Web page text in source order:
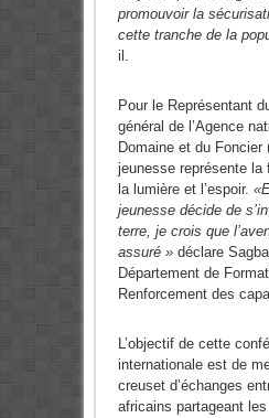
promouvoir la
cette tranche de la
il.
Pour le Représentant
général de l’Agence
Domaine et du Foncier
jeunesse représente la
la lumière et l’espoir.
jeunesse décide de
terre, je crois que
assuré »déclare
Département de
Renforcement des
L’objectif de cette
internationale est de
creuset d’échanges
africains partageant